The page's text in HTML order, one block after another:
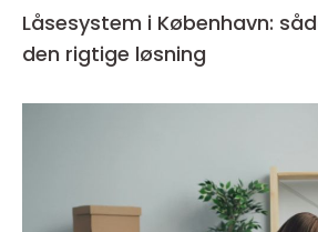
Låsesystem i København:
den rigtige løsning